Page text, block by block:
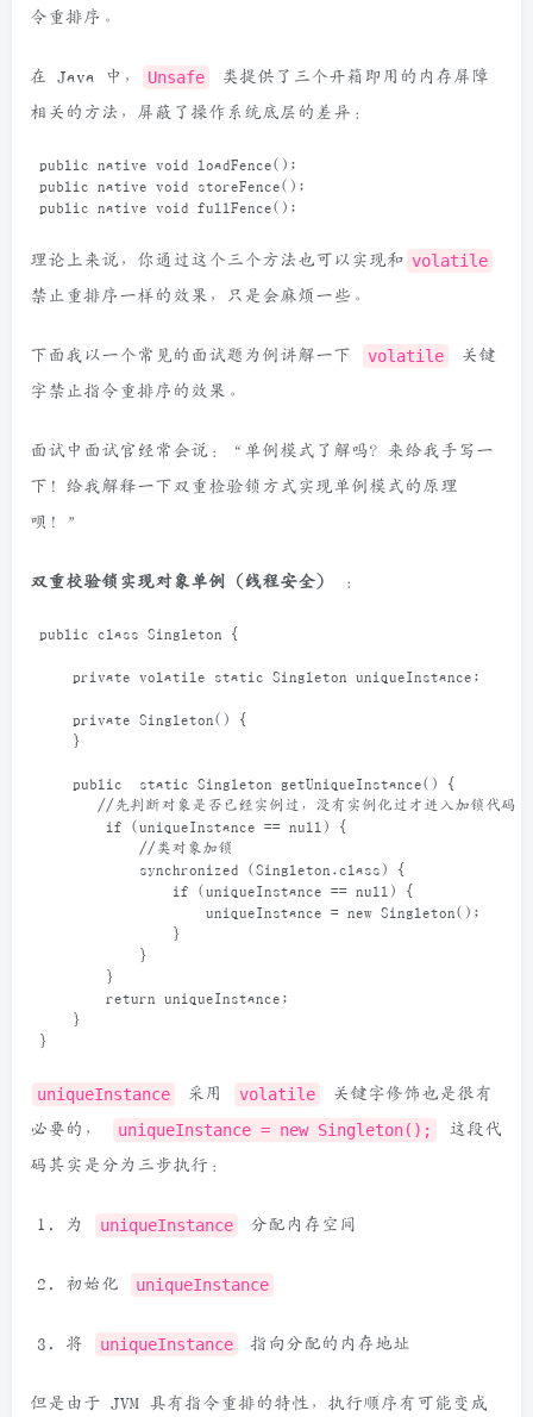
令重排序。
在 Java 中， Unsafe
类提供了三个开箱即用的内存屏障
相关的方法，屏蔽了操作系统底层的差异：
public native void loadFence();
public
native void storeFence();
public
native void fullFence();
理论上来说，你通过这个三个方法也可以实现和 volatile
禁止重排序一样的效果，只是会麻烦一些。
下面我以一个常见的面试题为例讲解一下 volatile
关键
字禁止指令重排序的效果。
面试中面试官经常会说：“单例模式了解吗？来给我手写一
下！给我解释一下双重检验锁方式实现单例模式的原理
呗！”
双重校验锁实现对象单例（线程安全） ：
public class Singleton {
private volatile static Singleton uniqueInstance ;
private Singleton() {
}
public static Singleton getUniqueInstance() {
//先判断对象是否已经实例过，没有实例化过才进入加锁代码
if (uniqueInstance == null ) {
//类对象加锁
synchronized (Singleton .class ) {
if (uniqueInstance == null ) {
uniqueInstance
= new Singleton();
}
}
}
return
uniqueInstance ;
}
}
uniqueInstance 采用 volatile
关键字修饰也是很有
必要的，
uniqueInstance = new Singleton();
这段代
码其实是分为三步执行：
为 uniqueInstance 分配内存空间
初始化 uniqueInstance
将 uniqueInstance 指向分配的内存地址
但是由于 JVM 具有指令重排的特性，执行顺序有可能变成